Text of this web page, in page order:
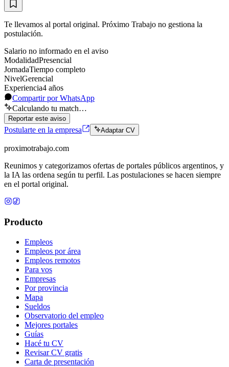
Te llevamos al portal original. Próximo Trabajo no gestiona la
postulación.
Salario no informado en el aviso
ModalidadPresencial
JornadaTiempo completo
NivelGerencial
Experiencia4 años
Compartir por WhatsApp
Calculando tu match…
Reportar este aviso
Postularte en la empresa Adaptar CV
proximotrabajo.com
Reunimos y categorizamos ofertas de portales públicos argentinos, y
la IA las ordena según tu perfil. Las postulaciones se hacen siempre
en el portal original.
Producto
Empleos
Empleos por área
Empleos remotos
Para vos
Empresas
Por provincia
Mapa
Sueldos
Observatorio del empleo
Mejores portales
Guías
Hacé tu CV
Revisar CV gratis
Carta de presentación